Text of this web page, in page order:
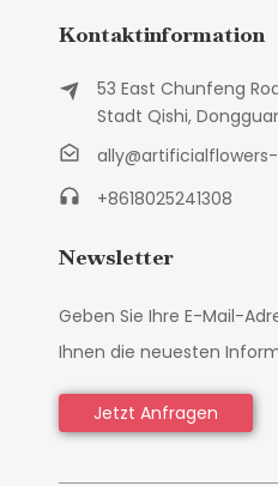
Kontaktinformation
53 East Chunfeng
Stadt Qishi,
+8618025241308
Newsletter
Geben Sie Ihre E-Mail-
Ihnen die neuesten
Jetzt Anfragen